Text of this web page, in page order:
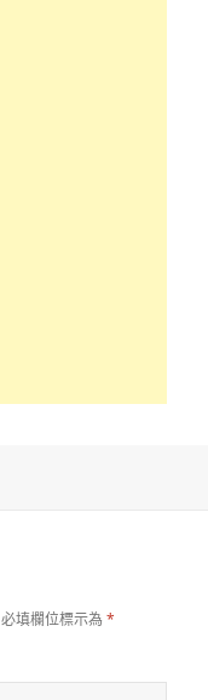
必填欄位標示為*